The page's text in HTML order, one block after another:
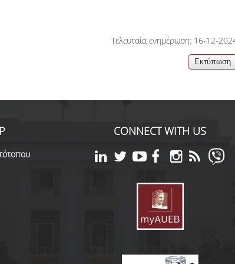
Τελευταία ενημέρωση: 16-12-
CONNECT WITH US